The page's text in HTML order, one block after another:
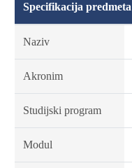
Specifikacija predmeta
Naziv
Akronim
Studijski program
Modul